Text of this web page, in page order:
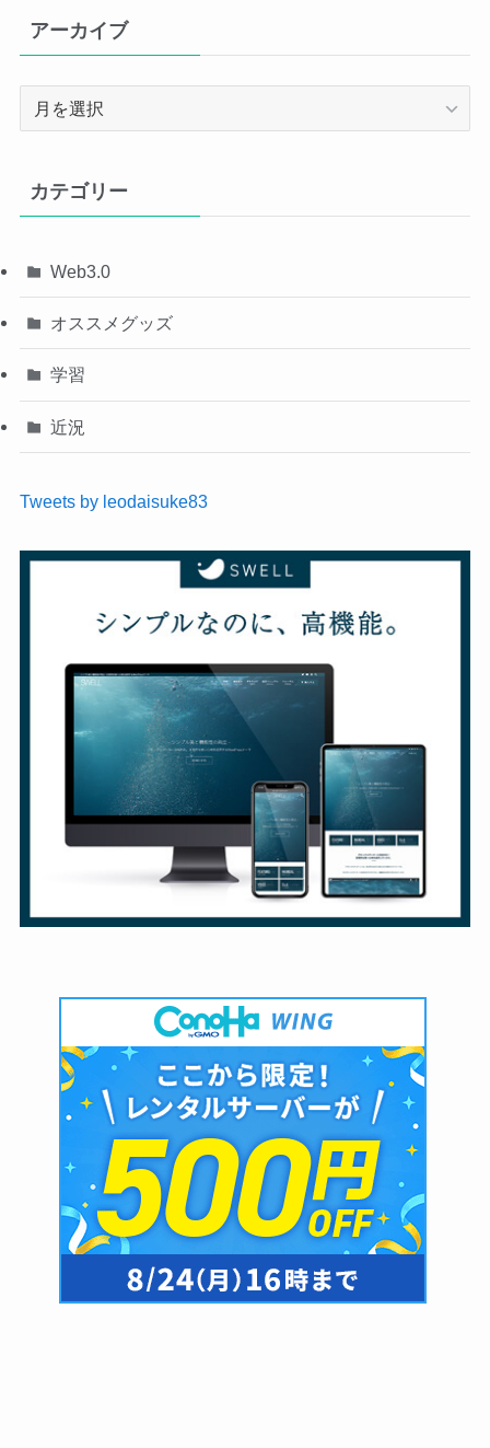
アーカイブ
ブ
カテゴリー
Web3.0
オススメグッズ
学習
近況
Tweets by leodaisuke83